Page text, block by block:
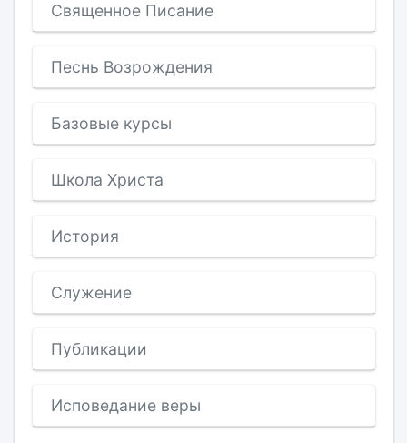
Священное Писание
Песнь Возрождения
Базовые курсы
Школа Христа
История
Служение
Публикации
Исповедание веры